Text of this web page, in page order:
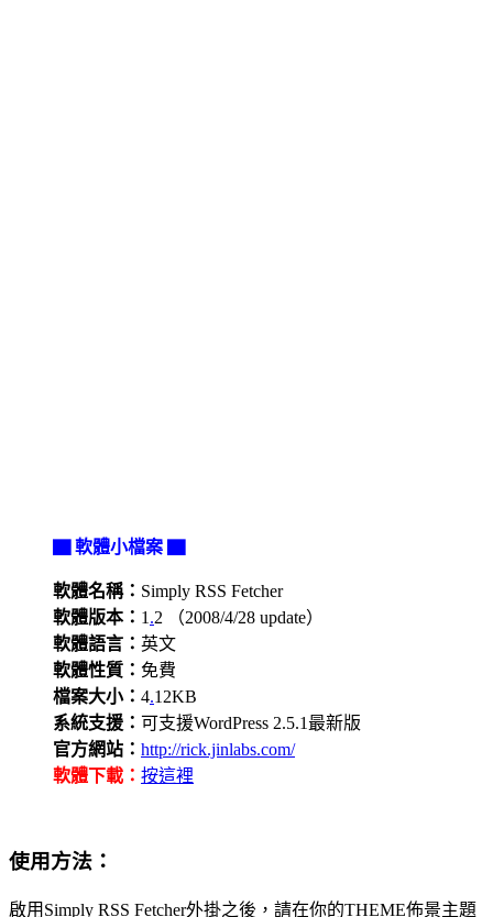
▇ 軟體小檔案 ▇
軟體名稱： Simply RSS Fetcher
軟體版本： 1 .2 （2008/4/28 update）
軟體語言： 英文
軟體性質： 免費
檔案大小： 4.12KB
系統支援： 可支援WordPress 2.5.1最新版
官方網站： http://rick.jinlabs.com/
軟體下載： 按這裡
使用方法：
啟用Simply RSS Fetcher外掛之後，請在你的THEME佈景主題